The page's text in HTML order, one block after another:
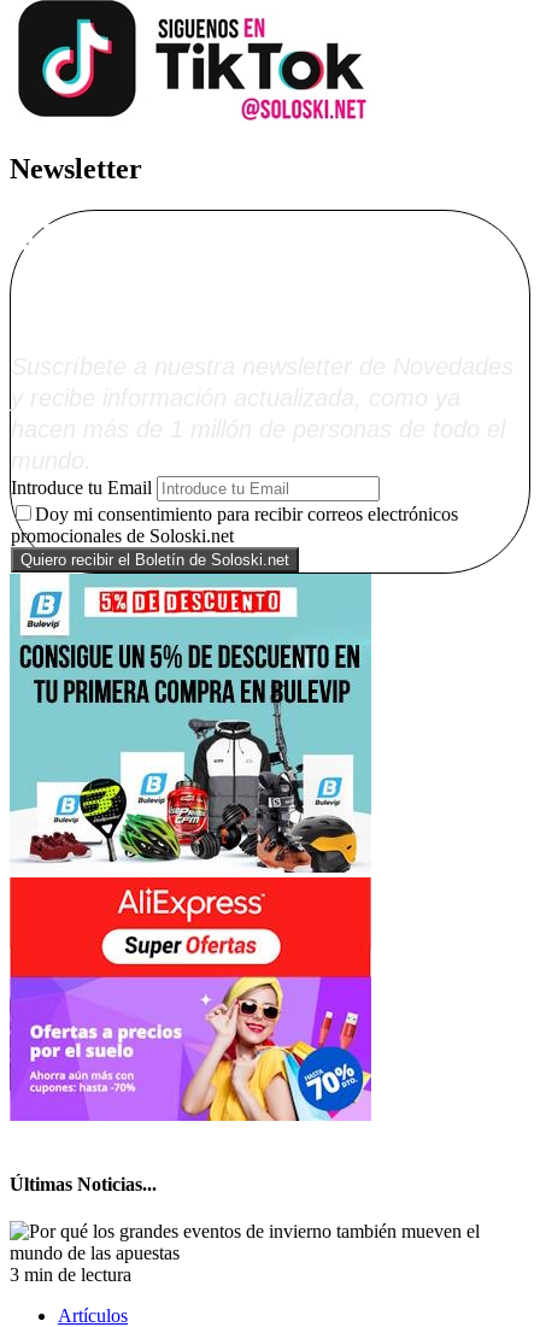
Newsletter
Alta Boletín
Introduce tu Email
Doy mi consentimiento para recibir correos electrónicos
promocionales de Soloski.net
Últimas Noticias...
3 min de lectura
Artículos